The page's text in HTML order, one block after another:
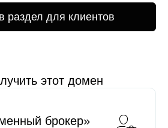
раздел для клиентов
этот домен
брокер»